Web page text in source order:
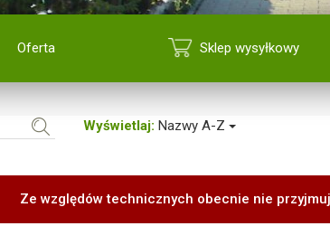
Oferta Sklep wysyłkowy
Wyświetlaj: Nazwy A-Z
Ze względów technicznych obecnie nie